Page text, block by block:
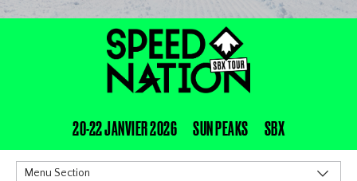
20-22 JANVIER 2026 SUN PEAKS SBX
Menu Section